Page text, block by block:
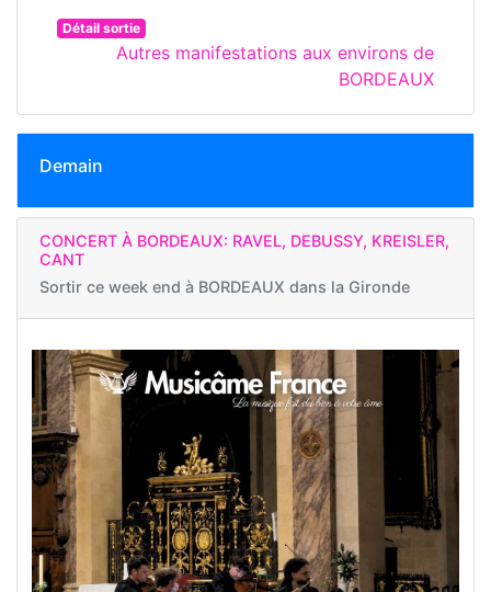
Détail sortie
Autres manifestations aux environs de
BORDEAUX
Demain
CONCERT À BORDEAUX: RAVEL, DEBUSSY, KREISLER,
CANT
Sortir ce week end à BORDEAUX dans la Gironde